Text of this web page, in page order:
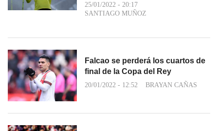
25/01/2022 - 20:17
SANTIAGO MUÑOZ
Falcao se perderá los cuartos de
final de la Copa del Rey
20/01/2022 - 12:52 BRAYAN CAÑAS